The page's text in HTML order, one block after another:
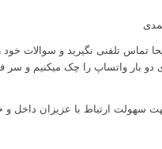
تماس تلفنی نگیرید و سوالات خود
دو بار واتساپ را چک میکنیم و
ارتباط با عزیزان داخل و